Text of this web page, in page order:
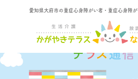
愛知県大府市の重症心身障がい者・重症心身障